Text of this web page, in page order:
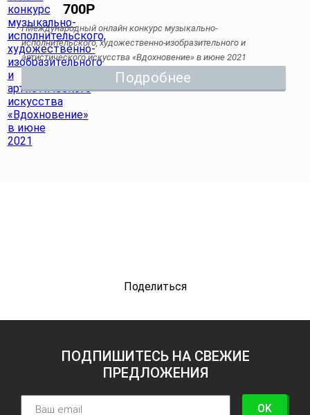
700Р
I Международный онлайн конкурс музыкально-
исполнительского, художественно-изобразительного и
артистического искусства «Вдохновение» в июне 2021
Подробнее
Поделиться
ПОДПИШИТЕСЬ НА СВЕЖИЕ
ПРЕДЛОЖЕНИЯ
OK